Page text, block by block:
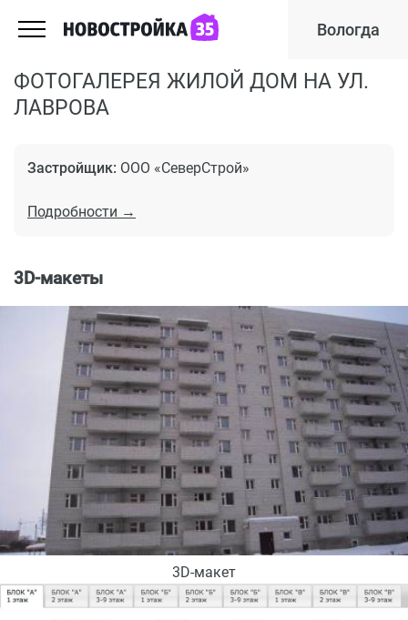
Вологда
ФОТОГАЛЕРЕЯ ЖИЛОЙ ДОМ НА УЛ.
ЛАВРОВА
Застройщик: ООО «СеверСтрой»
Подробности →
3D-макеты
3D-макет